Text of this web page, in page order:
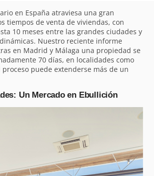
en España atraviesa una gran
tiempos de venta de viviendas, con
10 meses entre las grandes ciudades y
Nuestro reciente informe
en Madrid y Málaga una propiedad se
70 días, en localidades como
proceso puede extenderse más de un
Un Mercado en Ebullición